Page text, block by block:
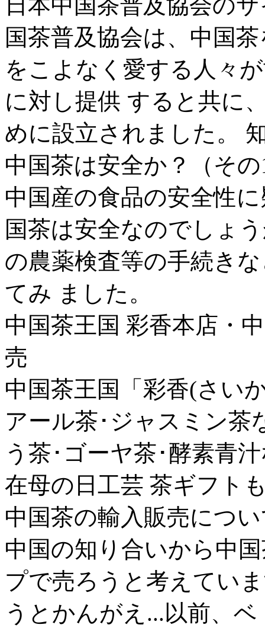
国茶普及協会は、中国
をこよなく愛する人々
に対し提供 すると共に
めに設立されました。
中国茶は安全か？（そ
中国産の食品の安全性
国茶は安全なのでしょ
の農薬検査等の手続き
てみ ました。
中国茶王国 彩香本店・
売
中国茶王国「彩香(さい
アール茶･ジャスミン茶
う茶･ゴーヤ茶･酵素青
在母の日工芸 茶ギフト
中国茶の輸入販売につ
中国の知り合いから中
プで売ろうと考えてい
うとかんがえ...以前、